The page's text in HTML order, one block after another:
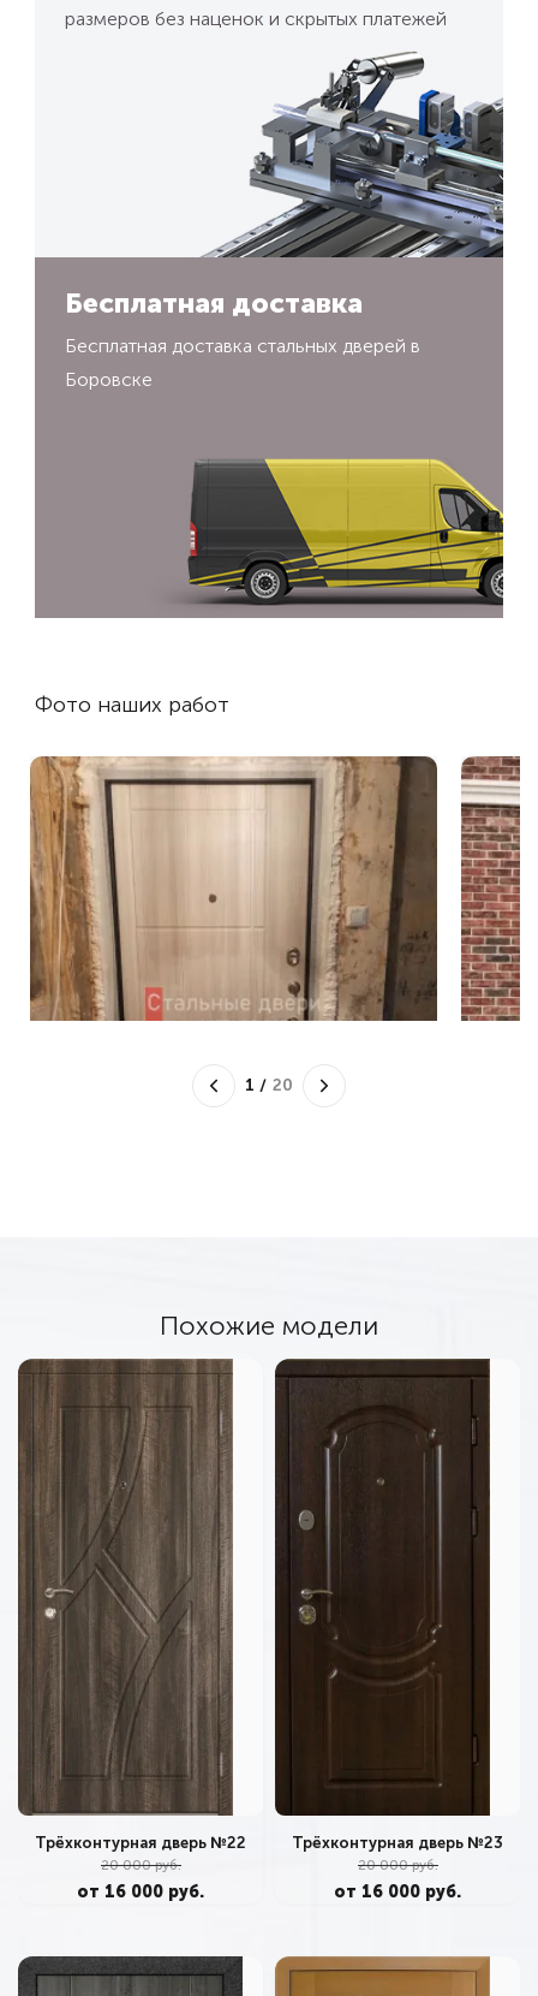
размеров без наценок и скрытых платежей
Бесплатная доставка
Бесплатная доставка стальных дверей в
Боровске
Фото наших работ
1 / 20
Похожие модели
Трёхконтурная дверь №22
20 000 руб.
от 16 000 руб.
Трёхконтурная дверь №23
20 000 руб.
от 16 000 руб.